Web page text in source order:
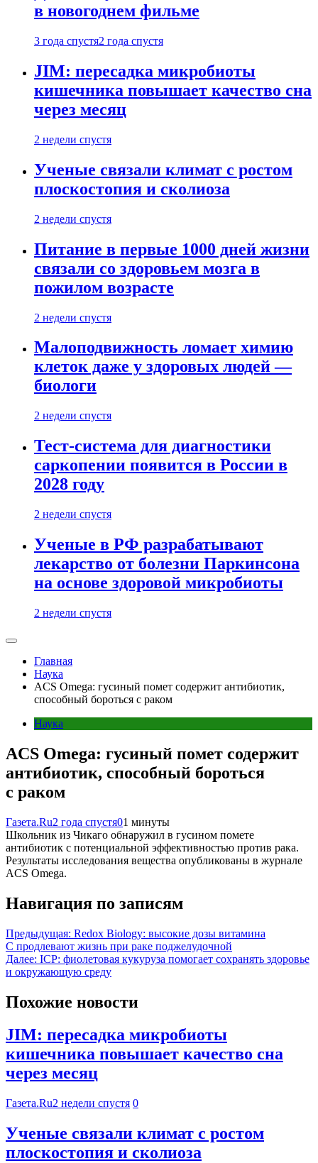
в новогоднем фильме
3 года спустя2 года спустя
JIM: пересадка микробиоты
кишечника повышает качество сна
через месяц
2 недели спустя
Ученые связали климат с ростом
плоскостопия и сколиоза
2 недели спустя
Питание в первые 1000 дней жизни
связали со здоровьем мозга в
пожилом возрасте
2 недели спустя
Малоподвижность ломает химию
клеток даже у здоровых людей —
биологи
2 недели спустя
Тест-система для диагностики
саркопении появится в России в
2028 году
2 недели спустя
Ученые в РФ разрабатывают
лекарство от болезни Паркинсона
на основе здоровой микробиоты
2 недели спустя
Главная
Наука
ACS Omega: гусиный помет содержит антибиотик,
способный бороться с раком
Наука
ACS Omega: гусиный помет содержит
антибиотик, способный бороться
с раком
Газета.Ru2 года спустя01 минуты
Школьник из Чикаго обнаружил в гусином помете
антибиотик с потенциальной эффективностью против рака.
Результаты исследования вещества опубликованы в журнале
ACS Omega.
Навигация по записям
Предыдущая: Redox Biology: высокие дозы витамина
С продлевают жизнь при раке поджелудочной
Далее: ICP: фиолетовая кукуруза помогает сохранять здоровье
и окружающую среду
Похожие новости
JIM: пересадка микробиоты
кишечника повышает качество сна
через месяц
Газета.Ru2 недели спустя 0
Ученые связали климат с ростом
плоскостопия и сколиоза